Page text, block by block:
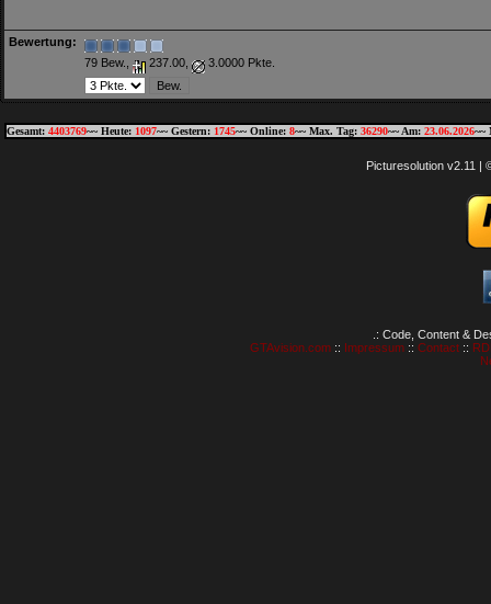
Bewertung:
79 Bew.,
237.00, 3.0000 Pkte.
Gesamt: 4403769~~ Heute: 1097~~ Gestern: 1745~~ Online: 8~~ Max. Tag: 36290~~ Am: 23.06.2026~~
Picturesolution v2.11 |
.: Code, Content &
GTAvision.com:: Impressum:: Contact::